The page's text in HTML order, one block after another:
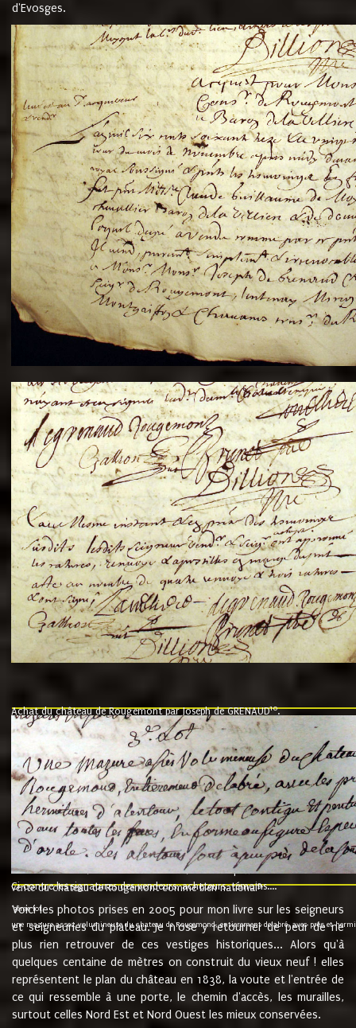
d'Evosges.
Achat du château de Rougemont par Joseph de GRENAUD10.
"l'an mil six cent soixante treze le ving neuvième jour du mois de
nommé fut présent Messire Claude Guillaume de Moyriat chevalier baron
vend, purement simplement et irrevocablement a monseigneur monsieur
et chavannes conseiller du roy au parlement de Bourgogne, present et
que le dit seigneur Baron de la Vellière a sur ses hommes, indivisables et
de la Velliere tout ainsi et comme le dit seigneur Baron et ses
présent......"
suivent les rentes, donation des terriers, etc... au prix de 880 livre louis
Ci contre les signatures des vendeurs, acheteurs, témoins....
vente du château de Rougemont comme bien national9.
"3ème lot
une mazure assez volumineuse du chateau de Rougemond, entierement delabré, avec près et
Voici les photos prises en 2005 pour mon livre sur les seigneurs
et seigneuries du plateau. Je n'ose y retourner de peur de ne
plus rien retrouver de ces vestiges historiques... Alors qu'à
quelques centaine de mètres on construit du vieux neuf ! elles
représentent le plan du château en 1838, la voute et l'entrée de
ce qui ressemble à une porte, le chemin d'accès, les murailles,
surtout celles Nord Est et Nord Ouest les mieux conservées.